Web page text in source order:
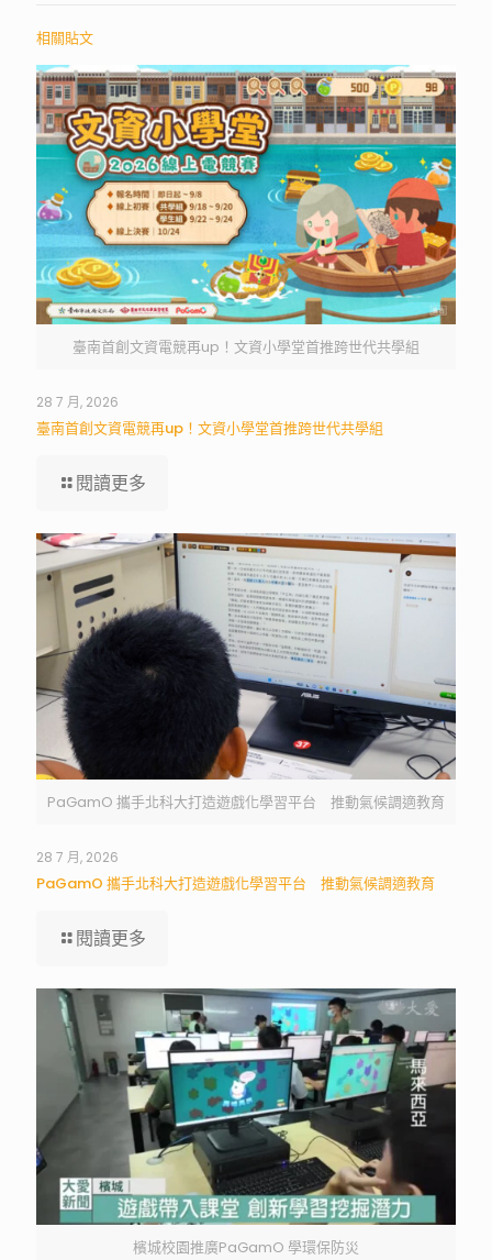
相關貼文
臺南首創文資電競再up！文資小學堂首推跨世代共學組
28 7 月, 2026
臺南首創文資電競再up！文資小學堂首推跨世代共學組
閱讀更多
PaGamO 攜手北科大打造遊戲化學習平台 推動氣候調適教育
28 7 月, 2026
PaGamO 攜手北科大打造遊戲化學習平台 推動氣候調適教育
閱讀更多
檳城校園推廣PaGamO 學環保防災